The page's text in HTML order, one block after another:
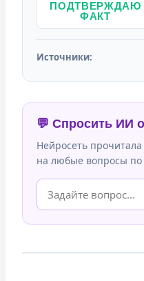
ПОДТВЕРЖДАЮ
ФАКТ
Источники:
💬 Спросить ИИ
Нейросеть прочитала
на любые вопросы по